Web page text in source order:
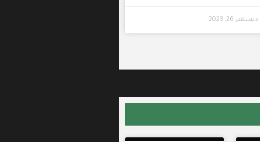
ديسمبر 26, 2023